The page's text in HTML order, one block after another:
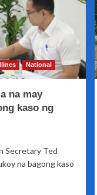
National
na may
kaso ng
Secretary Ted
na bagong kaso